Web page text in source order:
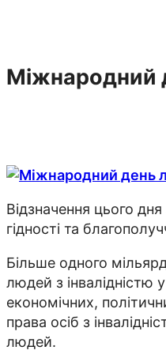
Міжнародний
Відзначення цього
гідності та
Більше одного
людей з інвалідністю
економічних,
права осіб з
людей.